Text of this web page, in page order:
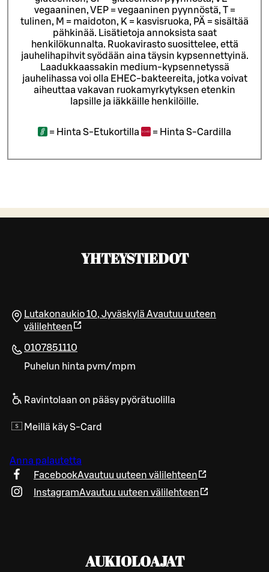
vegaaninen, VEP = vegaaninen pyynnöstä, T =
tulinen, M = maidoton, K = kasvisruoka, PÄ = sisältää
pähkinää. Lisätietoja annoksista saat
henkilökunnalta. Ruokavirasto suosittelee, että
jauhelihapihvit syödään aina täysin kypsennettyinä.
Laadukkaassakin medium-kypsennetyssä
jauhelihassa voi olla EHEC-bakteereita, jotka voivat
aiheuttaa vakavan ruokamyrkytyksen etenkin
lapsille ja iäkkäille henkilöille.
= Hinta S-Etukortilla = Hinta S-Cardilla
YHTEYSTIEDOT
Lutakonaukio 10, Jyväskylä Avautuu uuteen
välilehteen
0107851110
Puhelun hinta pvm/mpm
Ravintolaan on pääsy pyörätuolilla
Meillä käy S-Card
Anna palautetta
FacebookAvautuu uuteen välilehteen
InstagramAvautuu uuteen välilehteen
AUKIOLOAJAT